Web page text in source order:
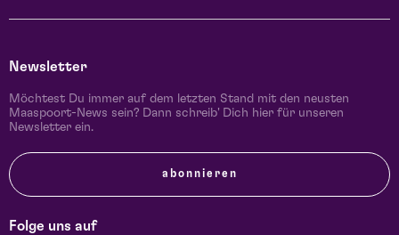
Newsletter
Möchtest Du immer auf dem letzten Stand mit den neusten
Maaspoort-News sein? Dann schreib' Dich hier für unseren
Newsletter ein.
abonnieren
Folge uns auf